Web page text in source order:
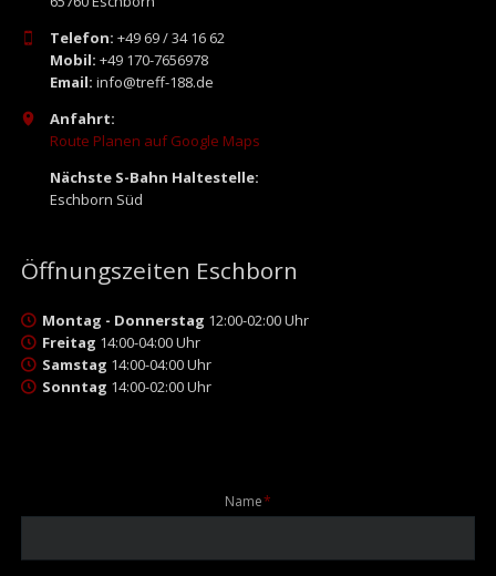
Telefon: +49 69 / 34 16 62
Mobil: +49 170-7656978
Email: info@treff-188.de
Anfahrt:
Route Planen auf Google Maps
Nächste S-Bahn Haltestelle:
Eschborn Süd
Öffnungszeiten Eschborn
Montag - Donnerstag 12:00-02:00 Uhr
Freitag 14:00-04:00 Uhr
Samstag 14:00-04:00 Uhr
Sonntag 14:00-02:00 Uhr
Pflichtfeld
Name*